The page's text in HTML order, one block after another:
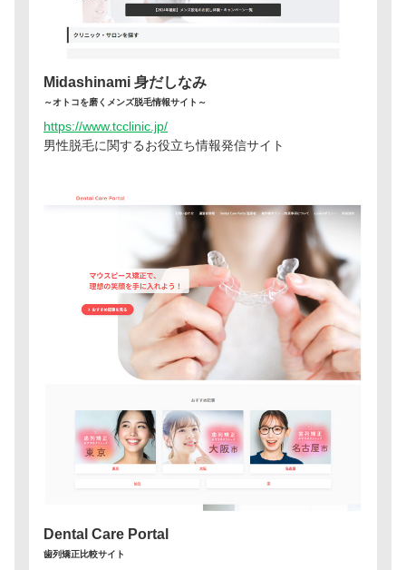
Midashinami 身だしなみ
～オトコを磨くメンズ脱毛情報サイト～
https://www.tcclinic.jp/
男性脱毛に関するお役立ち情報発信サイト
Dental Care Portal
歯列矯正比較サイト